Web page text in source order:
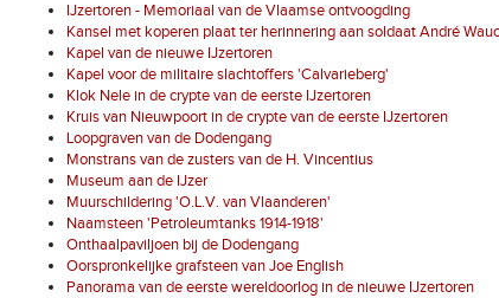
IJzertoren - Memoriaal van de Vlaamse ontvoogding
Kansel met koperen plaat ter herinnering aan soldaat André
Kapel van de nieuwe IJzertoren
Kapel voor de militaire slachtoffers 'Calvarieberg'
Klok Nele in de crypte van de eerste IJzertoren
Kruis van Nieuwpoort in de crypte van de eerste IJzertoren
Loopgraven van de Dodengang
Monstrans van de zusters van de H. Vincentius
Museum aan de IJzer
Muurschildering 'O.L.V. van Vlaanderen'
Naamsteen 'Petroleumtanks 1914-1918'
Onthaalpaviljoen bij de Dodengang
Oorspronkelijke grafsteen van Joe English
Panorama van de eerste wereldoorlog in de nieuwe IJzertoren